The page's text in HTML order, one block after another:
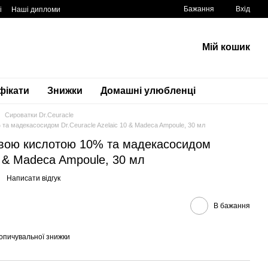
Наші дипломи Бажання Вхід
Мій кошик
Знижки Домашні улюбленці
Сироватки Dr.Ceuracle
мадекасосидом Dr.Ceuracle Azelaic 10 & Madeca Ampoule, 30 мл
кислотою 10% та мадекасосидом
Madeca Ampoule, 30 мл
Написати відгук
В бажання
знижки